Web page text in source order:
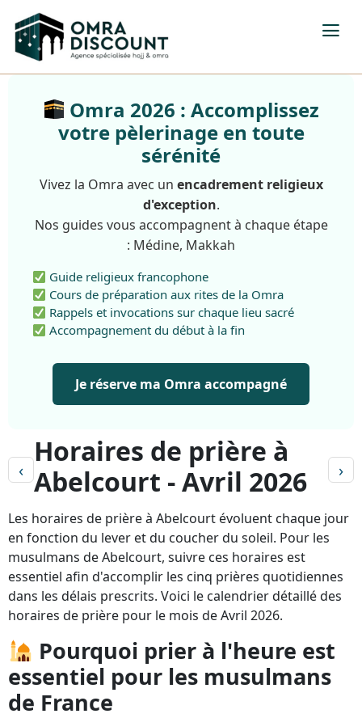
Omra 2026 : Accomplissez
votre pèlerinage en toute
sérénité
Vivez la Omra avec un encadrement religieux
d'exception.
Nos guides vous accompagnent à chaque étape
: Médine, Makkah
Guide religieux francophone
Cours de préparation aux rites de la Omra
Rappels et invocations sur chaque lieu sacré
Accompagnement du début à la fin
Je réserve ma Omra accompagné
‹
Horaires de prière à
Abelcourt - Avril 2026
›
Les horaires de prière à Abelcourt évoluent chaque jour
en fonction du lever et du coucher du soleil. Pour les
musulmans de Abelcourt, suivre ces horaires est
essentiel afin d'accomplir les cinq prières quotidiennes
dans les délais prescrits. Voici le calendrier détaillé des
horaires de prière pour le mois de Avril 2026.
Pourquoi prier à l'heure est
essentiel pour les musulmans
de France